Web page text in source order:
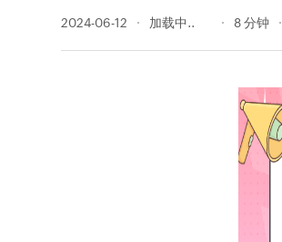
2024-06-12 207 阅读量 8 分钟